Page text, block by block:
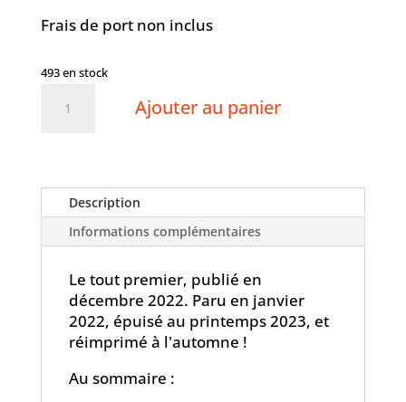
Frais de port non inclus
493 en stock
Vinofutur
Ajouter au panier
Description
Informations complémentaires
Le tout premier, publié en
décembre 2022. Paru en janvier
2022, épuisé au printemps 2023, et
réimprimé à l'automne !
Au sommaire :